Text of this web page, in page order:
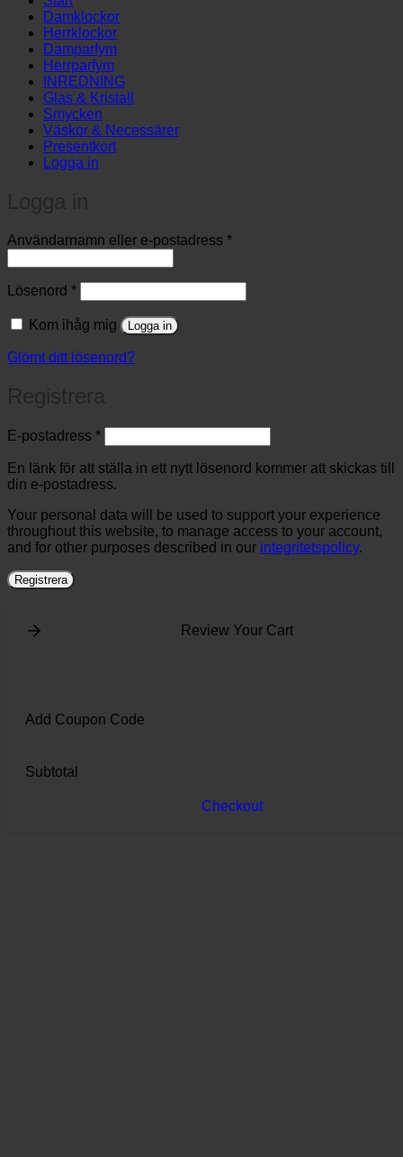
…
Damklockor
Herrklockor
Damparfym
Herrparfym
INREDNING
Glas & Kristall
Smycken
Väskor & Necessärer
Presentkort
Logga in
Användarnamn eller e-postadress *Obligatoriskt
Lösenord *Obligatoriskt
Kom ihåg mig Logga in
Glömt ditt lösenord?
E-postadress *Obligatoriskt
En länk för att ställa in ett nytt lösenord kommer att skickas till
din e-postadress.
Your personal data will be used to support your experience
throughout this website, to manage access to your account,
and for other purposes described in our integritetspolicy.
Registrera
Review Your Cart
Add Coupon Code
Subtotal
Checkout